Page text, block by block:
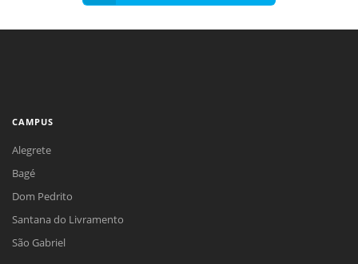
CAMPUS
Alegrete
Bagé
Dom Pedrito
Santana do Livramento
São Gabriel